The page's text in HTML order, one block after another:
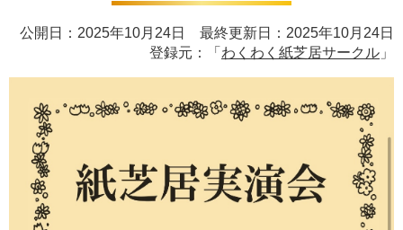
公開日：2025年10月24日 最終更新日：2025年10月24日
登録元：「 わくわく紙芝居サークル 」